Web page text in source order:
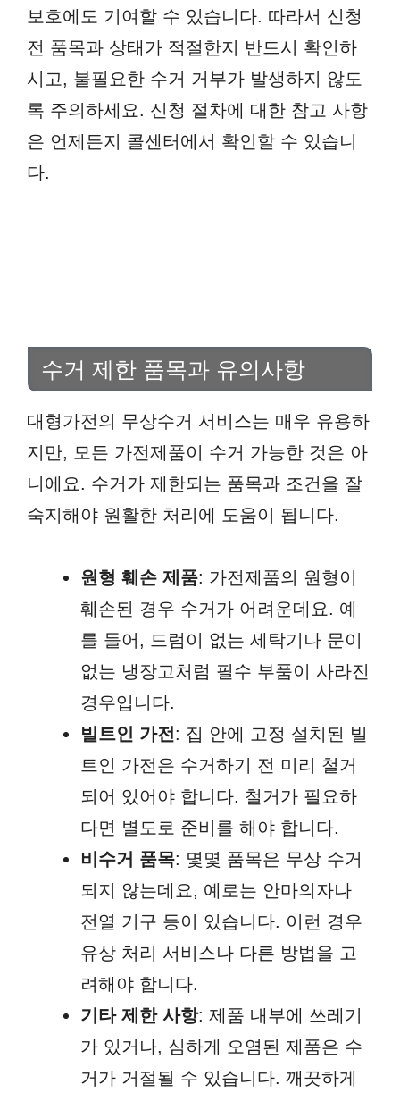
보호에도 기여할 수 있습니다. 따라서 신청
전 품목과 상태가 적절한지 반드시 확인하
시고, 불필요한 수거 거부가 발생하지 않도
록 주의하세요. 신청 절차에 대한 참고 사항
은 언제든지 콜센터에서 확인할 수 있습니
다.
수거 제한 품목과 유의사항
대형가전의 무상수거 서비스는 매우 유용하
지만, 모든 가전제품이 수거 가능한 것은 아
니에요. 수거가 제한되는 품목과 조건을 잘
숙지해야 원활한 처리에 도움이 됩니다.
원형 훼손 제품: 가전제품의 원형이
훼손된 경우 수거가 어려운데요. 예
를 들어, 드럼이 없는 세탁기나 문이
없는 냉장고처럼 필수 부품이 사라진
경우입니다.
빌트인 가전: 집 안에 고정 설치된 빌
트인 가전은 수거하기 전 미리 철거
되어 있어야 합니다. 철거가 필요하
다면 별도로 준비를 해야 합니다.
비수거 품목: 몇몇 품목은 무상 수거
되지 않는데요, 예로는 안마의자나
전열 기구 등이 있습니다. 이런 경우
유상 처리 서비스나 다른 방법을 고
려해야 합니다.
기타 제한 사항: 제품 내부에 쓰레기
가 있거나, 심하게 오염된 제품은 수
거가 거절될 수 있습니다. 깨끗하게